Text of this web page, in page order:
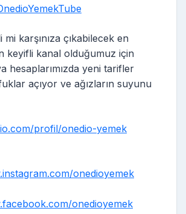
mi karşınıza çıkabilecek en
keyifli kanal olduğumuz için
hesaplarımızda yeni tarifler
açıyor ve ağızların suyunu
profil/onedio-yemek
onedioyemek
onedioyemek